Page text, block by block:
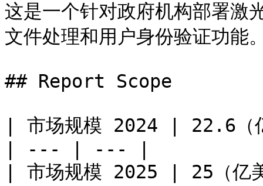
这是一个针对政府机构部署激
文件处理和用户身份验证功能
## Report Scope
| 市场规模 2024 | 22.6（
| --- | --- |
| 市场规模 2025 | 25（亿